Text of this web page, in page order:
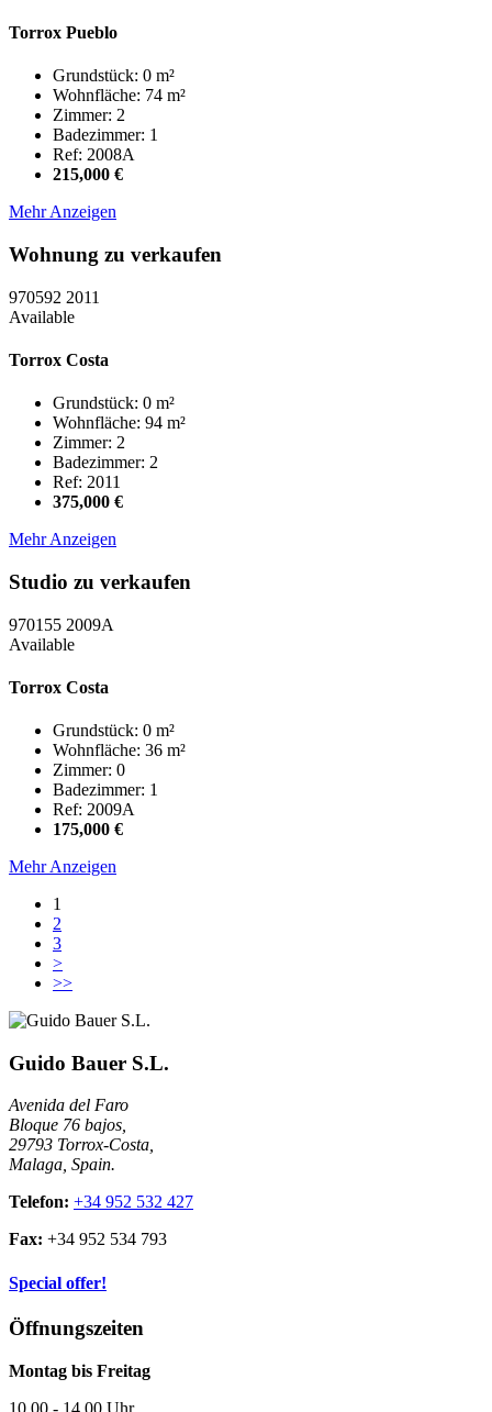
Torrox Pueblo
Grundstück: 0 m²
Wohnfläche: 74 m²
Zimmer: 2
Badezimmer: 1
Ref: 2008A
215,000 €
Mehr Anzeigen
Wohnung zu verkaufen
970592 2011
Available
Torrox Costa
Grundstück: 0 m²
Wohnfläche: 94 m²
Zimmer: 2
Badezimmer: 2
Ref: 2011
375,000 €
Mehr Anzeigen
Studio zu verkaufen
970155 2009A
Available
Torrox Costa
Grundstück: 0 m²
Wohnfläche: 36 m²
Zimmer: 0
Badezimmer: 1
Ref: 2009A
175,000 €
Mehr Anzeigen
1
2
3
>
>>
Guido Bauer S.L.
Avenida del Faro
Bloque 76 bajos,
29793 Torrox-Costa,
Malaga, Spain.
Telefon: +34 952 532 427
Fax: +34 952 534 793
Special offer!
Öffnungszeiten
Montag bis Freitag
10.00 - 14.00 Uhr